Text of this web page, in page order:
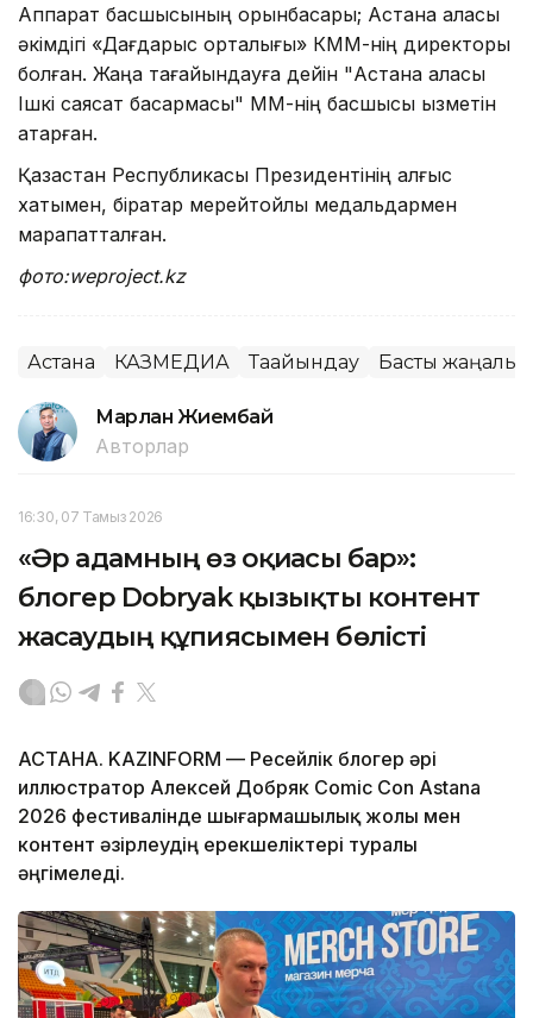
Аппарат басшысының орынбасары; Астана қаласы
әкімдігі «Дағдарыс орталығы» КММ-нің директоры
болған. Жаңа тағайындауға дейін "Астана қаласы
Ішкі саясат басқармасы" ММ-нің басшысы қызметін
атқарған.
Қазақстан Республикасы Президентінің алғыс
хатымен, бірқатар мерейтойлық медальдармен
марапатталған.
фото:weproject.kz
Астана КАЗМЕДИА Тағайындау Басты жаңалық
Марлан Жиембай
Авторлар
16:30, 07 Тамыз 2026
«Әр адамның өз оқиғасы бар»:
блогер Dobryak қызықты контент
жасаудың құпиясымен бөлісті
АСТАНА. KAZINFORM — Ресейлік блогер әрі
иллюстратор Алексей Добряк Comic Con Astana
2026 фестивалінде шығармашылық жолы мен
контент әзірлеудің ерекшеліктері туралы
әңгімеледі.